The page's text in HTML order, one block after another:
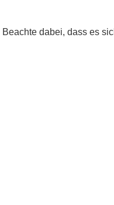
dabei, dass es